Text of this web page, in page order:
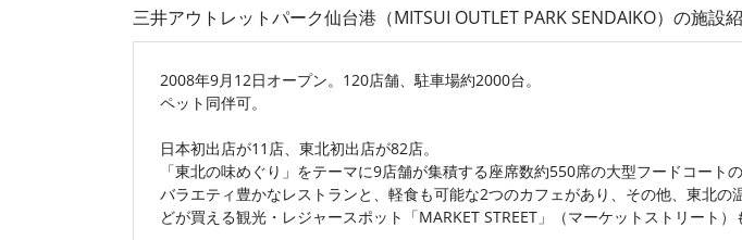
三井アウトレットパーク仙台港（MITSUI OUTLET PARK SENDAIKO） の施設
2008年9月12日オープン。120店舗、駐車場約2000台。
ペット同伴可。
日本初出店が11店、東北初出店が82店。
「東北の味めぐり」をテーマに9店舗が集積する座席数約550席の大型フードコート
バラエティ豊かなレストランと、軽食も可能な2つのカフェがあり、その他、東北の
どが買える観光・レジャースポット「MARKET STREET」（マーケットストリート）